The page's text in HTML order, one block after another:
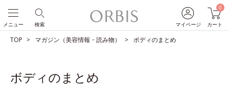
マイページ
0
カート
検索
メニュー
TOP マガジン（美容情報・読み物） ボディのまとめ
ボディのまとめ